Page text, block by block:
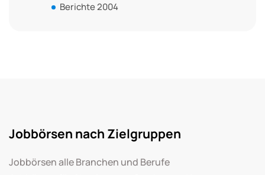
Berichte 2004
Jobbörsen nach Zielgruppen
Jobbörsen alle Branchen und Berufe